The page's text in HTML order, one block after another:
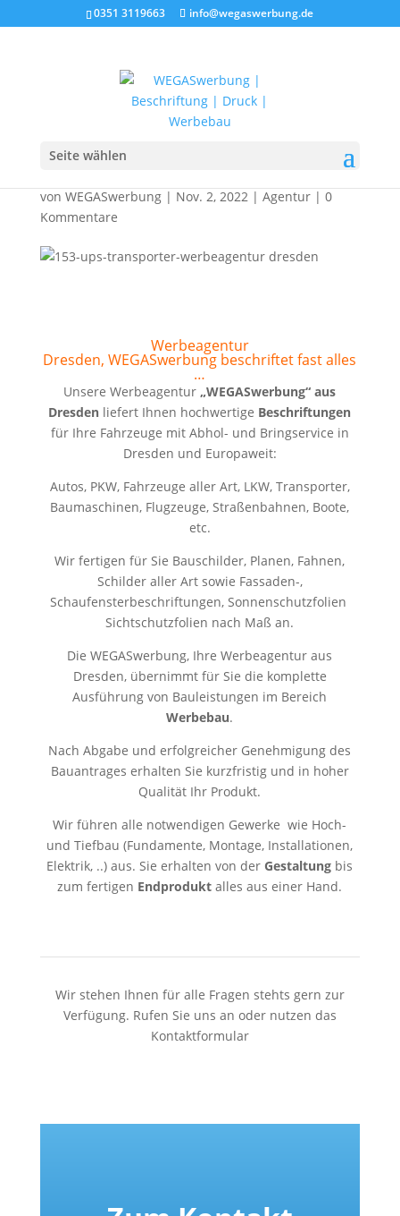
0351 3119663 info@wegaswerbung.de
Seite wählen
Wir beschriften einfach
alles
von WEGASwerbung| Nov. 2, 2022| Agentur| 0
Kommentare
Werbeagentur
Dresden, WEGASwerbung beschriftet fast alles
…
Unsere Werbeagentur„WEGASwerbung“ aus
Dresden liefert Ihnen hochwertige Beschriftungen
für Ihre Fahrzeuge mit Abhol- und Bringservice in
Dresden und Europaweit:
Autos, PKW, Fahrzeuge aller Art, LKW, Transporter,
Baumaschinen, Flugzeuge, Straßenbahnen, Boote,
etc.
Wir fertigen für Sie Bauschilder, Planen, Fahnen,
Schilder aller Art sowie Fassaden-,
Schaufensterbeschriftungen, Sonnenschutzfolien
Sichtschutzfolien nach Maß an.
Die WEGASwerbung, Ihre Werbeagentur aus
Dresden, übernimmt für Sie die komplette
Ausführung von Bauleistungen im Bereich
Werbebau.
Nach Abgabe und erfolgreicher Genehmigung des
Bauantrages erhalten Sie kurzfristig und in hoher
Qualität Ihr Produkt.
Wir führen alle notwendigen Gewerke wie Hoch-
und Tiefbau (Fundamente, Montage, Installationen,
Elektrik, ..) aus. Sie erhalten von derGestaltung bis
zum fertigen Endprodukt alles aus einer Hand.
Wir stehen Ihnen für alle Fragen stehts gern zur
Verfügung. Rufen Sie uns an oder nutzen das
Kontaktformular